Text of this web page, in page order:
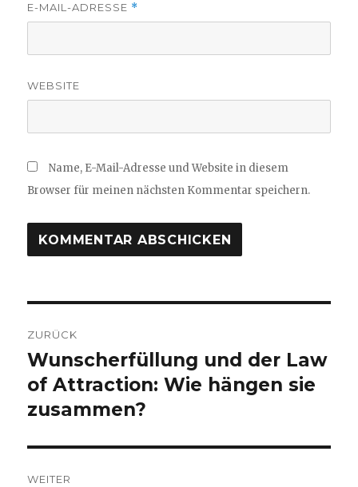
E-MAIL-ADRESSE *
WEBSITE
Name, E-Mail-Adresse und Website in diesem
Browser für meinen nächsten Kommentar speichern.
ZURÜCK
Vorheriger
Beitrag:
Wunscherfüllung und der Law
of Attraction: Wie hängen sie
zusammen?
WEITER